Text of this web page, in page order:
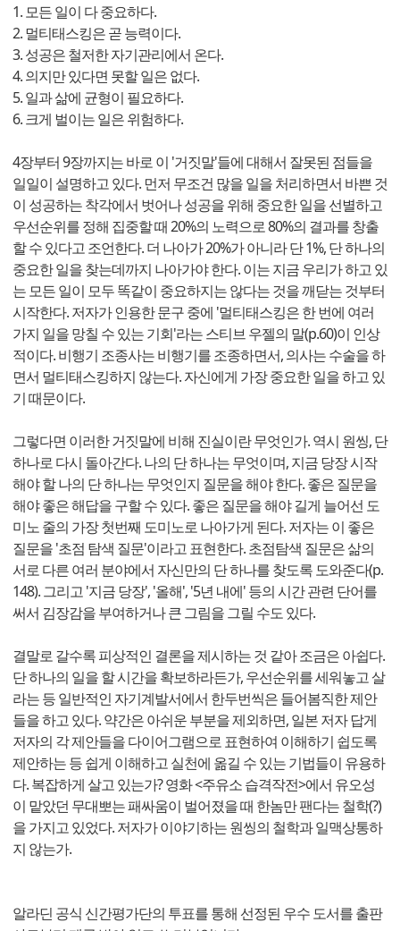
1. 모든 일이 다 중요하다.
2. 멀티태스킹은 곧 능력이다.
3. 성공은 철저한 자기관리에서 온다.
4. 의지만 있다면 못할 일은 없다.
5. 일과 삶에 균형이 필요하다.
6. 크게 벌이는 일은 위험하다.
4장부터 9장까지는 바로 이 '거짓말'들에 대해서 잘못된 점들을
일일이 설명하고 있다. 먼저 무조건 많을 일을 처리하면서 바쁜 것
이 성공하는 착각에서 벗어나 성공을 위해 중요한 일을 선별하고
우선순위를 정해 집중할 때 20%의 노력으로 80%의 결과를 창출
할 수 있다고 조언한다. 더 나아가 20%가 아니라 단 1%, 단 하나의
중요한 일을 찾는데까지 나아가야 한다. 이는 지금 우리가 하고 있
는 모든 일이 모두 똑같이 중요하지는 않다는 것을 깨닫는 것부터
시작한다. 저자가 인용한 문구 중에 '멀티태스킹은 한 번에 여러
가지 일을 망칠 수 있는 기회'라는 스티브 우젤의 말(p.60)이 인상
적이다. 비행기 조종사는 비행기를 조종하면서, 의사는 수술을 하
면서 멀티태스킹하지 않는다. 자신에게 가장 중요한 일을 하고 있
기 때문이다.
그렇다면 이러한 거짓말에 비해 진실이란 무엇인가. 역시 원씽, 단
하나로 다시 돌아간다. 나의 단 하나는 무엇이며, 지금 당장 시작
해야 할 나의 단 하나는 무엇인지 질문을 해야 한다. 좋은 질문을
해야 좋은 해답을 구할 수 있다. 좋은 질문을 해야 길게 늘어선 도
미노 줄의 가장 첫번째 도미노로 나아가게 된다. 저자는 이 좋은
질문을 '초점 탐색 질문'이라고 표현한다. 초점탐색 질문은 삶의
서로 다른 여러 분야에서 자신만의 단 하나를 찾도록 도와준다(p.
148). 그리고 '지금 당장', '올해', '5년 내에' 등의 시간 관련 단어를
써서 김장감을 부여하거나 큰 그림을 그릴 수도 있다.
결말로 갈수록 피상적인 결론을 제시하는 것 같아 조금은 아쉽다.
단 하나의 일을 할 시간을 확보하라든가, 우선순위를 세워놓고 살
라는 등 일반적인 자기계발서에서 한두번씩은 들어봄직한 제안
들을 하고 있다. 약간은 아쉬운 부분을 제외하면, 일본 저자 답게
저자의 각 제안들을 다이어그램으로 표현하여 이해하기 쉽도록
제안하는 등 쉽게 이해하고 실천에 옮길 수 있는 기법들이 유용하
다. 복잡하게 살고 있는가? 영화 <주유소 습격작전>에서 유오성
이 맡았던 무대뽀는 패싸움이 벌어졌을 때 한놈만 팬다는 철학(?)
을 가지고 있었다. 저자가 이야기하는 원씽의 철학과 일맥상통하
지 않는가.
알라딘 공식 신간평가단의 투표를 통해 선정된 우수 도서를 출판